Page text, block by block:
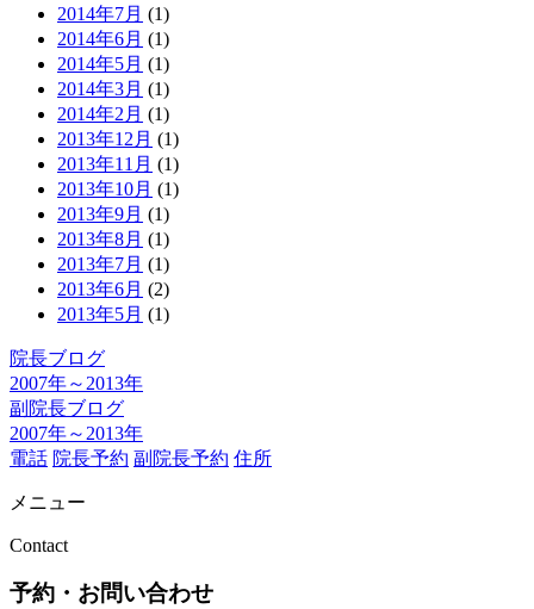
2014年7月 (1)
2014年6月 (1)
2014年5月 (1)
2014年3月 (1)
2014年2月 (1)
2013年12月 (1)
2013年11月 (1)
2013年10月 (1)
2013年9月 (1)
2013年8月 (1)
2013年7月 (1)
2013年6月 (2)
2013年5月 (1)
院長ブログ
2007年～2013年
副院長ブログ
2007年～2013年
電話 院長予約 副院長予約 住所
メニュー
Contact
予約・お問い合わせ